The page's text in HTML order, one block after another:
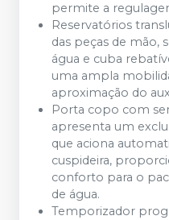
permite a
Reservatórios
das peças de mão,
água e cuba
uma ampla
aproximação do
Porta copo com
apresenta um
que aciona
cuspideira,
conforto para o
de água.
Temporizador